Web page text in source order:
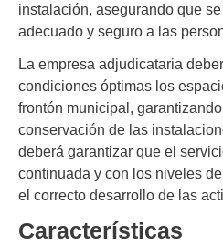
instalación, asegurando que
adecuado y seguro a las
La empresa adjudicataria
condiciones óptimas los
frontón municipal,
conservación de las
deberá garantizar que el
continuada y con los niveles
el correcto desarrollo de las
Características